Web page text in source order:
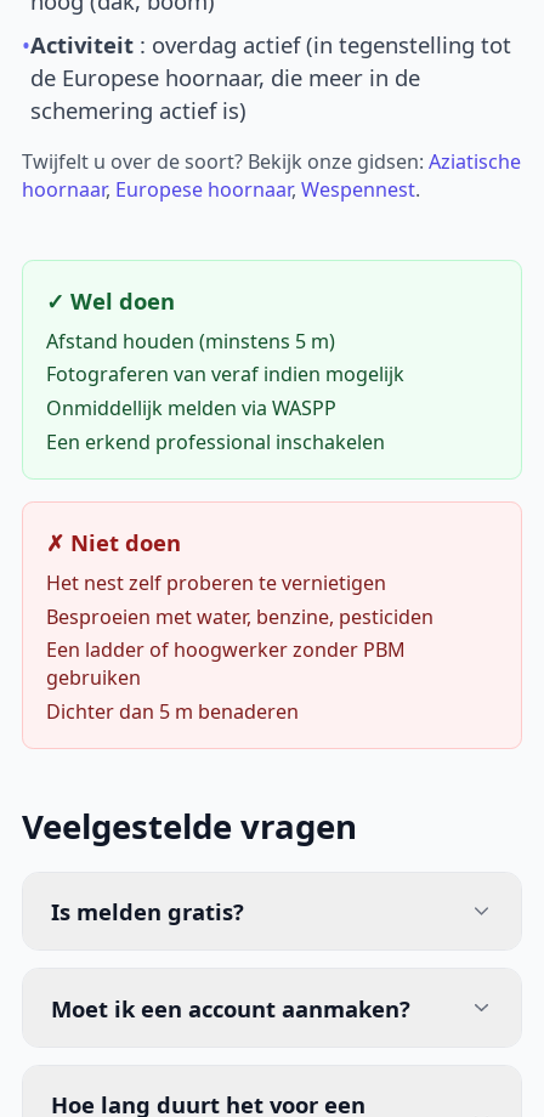
•Activiteit : overdag actief (in tegenstelling tot
de Europese hoornaar, die meer in de
schemering actief is)
Twijfelt u over de soort? Bekijk onze gidsen:Aziatische
hoornaar, Europese hoornaar,Wespennest.
✓ Wel doen
Afstand houden (minstens 5 m)
Fotograferen van veraf indien mogelijk
Onmiddellijk melden via WASPP
Een erkend professional inschakelen
✗ Niet doen
Het nest zelf proberen te vernietigen
Besproeien met water, benzine, pesticiden
Een ladder of hoogwerker zonder PBM
gebruiken
Dichter dan 5 m benaderen
Veelgestelde vragen
Is melden gratis?
Moet ik een account aanmaken?
Hoe lang duurt het voor een